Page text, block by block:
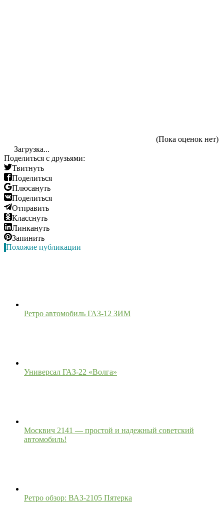
(Пока оценок нет)
Загрузка...
Поделиться с друзьями:
Твитнуть
Поделиться
Плюсануть
Поделиться
Отправить
Класснуть
Линкануть
Запинить
Похожие публикации
Ретро автомобиль ГАЗ-12 ЗИМ
Универсал ГАЗ-22 «Волга»
Москвич 2141 — простой и надежный советский
автомобиль!
Ретро обзор: ВАЗ-2105 Пятерка